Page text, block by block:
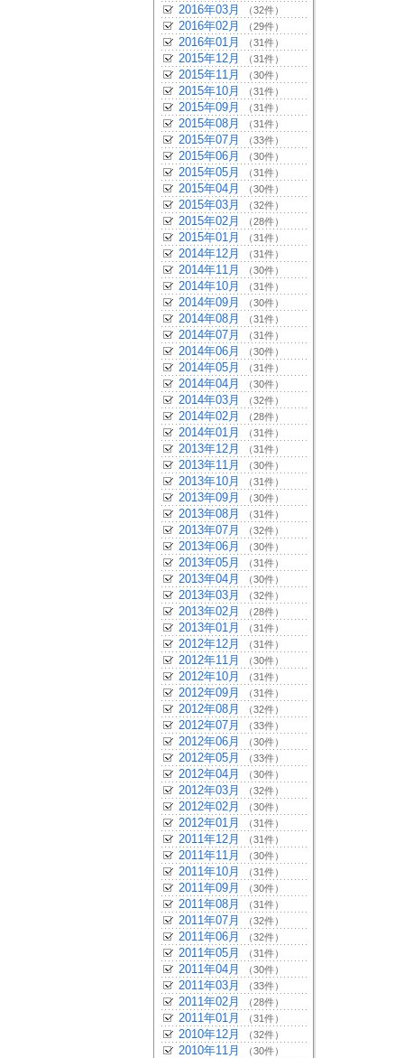
2016年03月 （32件）
2016年02月 （29件）
2016年01月 （31件）
2015年12月 （31件）
2015年11月 （30件）
2015年10月 （31件）
2015年09月 （31件）
2015年08月 （31件）
2015年07月 （33件）
2015年06月 （30件）
2015年05月 （31件）
2015年04月 （30件）
2015年03月 （32件）
2015年02月 （28件）
2015年01月 （31件）
2014年12月 （31件）
2014年11月 （30件）
2014年10月 （31件）
2014年09月 （30件）
2014年08月 （31件）
2014年07月 （31件）
2014年06月 （30件）
2014年05月 （31件）
2014年04月 （30件）
2014年03月 （32件）
2014年02月 （28件）
2014年01月 （31件）
2013年12月 （31件）
2013年11月 （30件）
2013年10月 （31件）
2013年09月 （30件）
2013年08月 （31件）
2013年07月 （32件）
2013年06月 （30件）
2013年05月 （31件）
2013年04月 （30件）
2013年03月 （32件）
2013年02月 （28件）
2013年01月 （31件）
2012年12月 （31件）
2012年11月 （30件）
2012年10月 （31件）
2012年09月 （31件）
2012年08月 （32件）
2012年07月 （33件）
2012年06月 （30件）
2012年05月 （33件）
2012年04月 （30件）
2012年03月 （32件）
2012年02月 （30件）
2012年01月 （31件）
2011年12月 （31件）
2011年11月 （30件）
2011年10月 （31件）
2011年09月 （30件）
2011年08月 （31件）
2011年07月 （32件）
2011年06月 （32件）
2011年05月 （31件）
2011年04月 （30件）
2011年03月 （33件）
2011年02月 （28件）
2011年01月 （31件）
2010年12月 （32件）
2010年11月 （30件）